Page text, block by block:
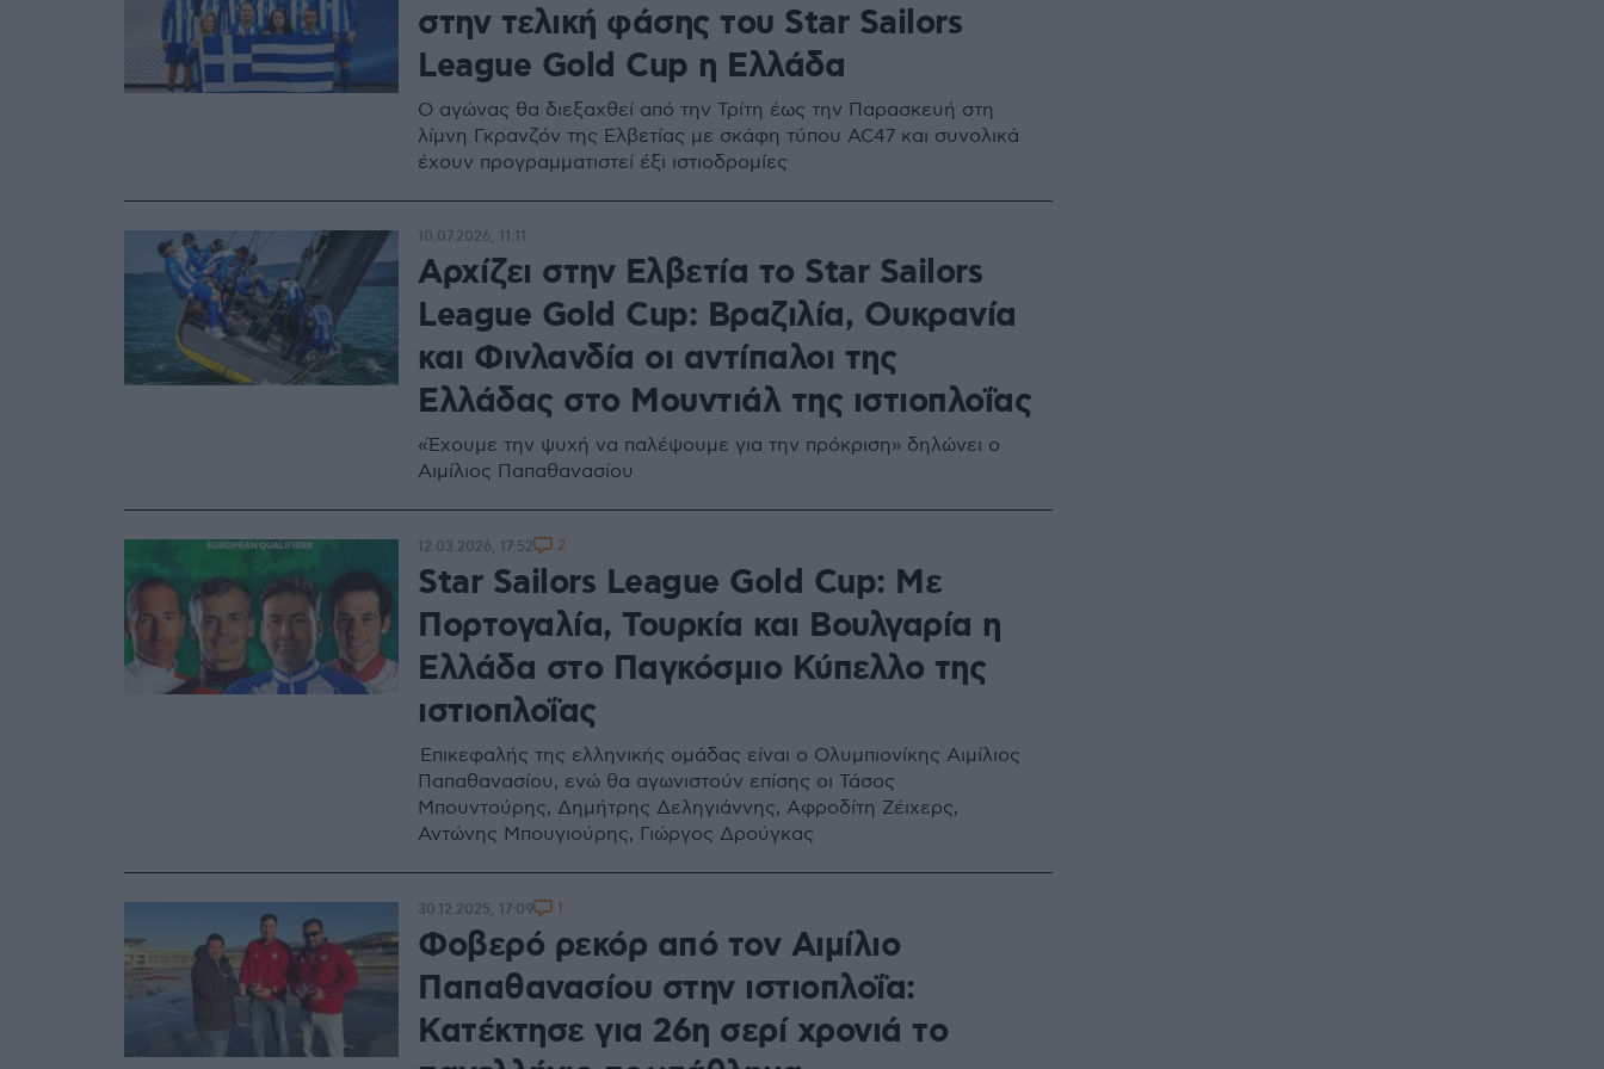
στην τελική φάσης του Star Sailors
League Gold Cup η Ελλάδα
Ο αγώνας θα διεξαχθεί από την Τρίτη έως την Παρασκευή στη
λίμνη Γκρανζόν της Ελβετίας με σκάφη τύπου AC47 και συνολικά
έχουν προγραμματιστεί έξι ιστιοδρομίες
Αρχίζει στην Ελβετία το Star Sailors
League Gold Cup: Βραζιλία, Ουκρανία
και Φινλανδία οι αντίπαλοι της
Ελλάδας στο Μουντιάλ της ιστιοπλοΐας
«Έχουμε την ψυχή να παλέψουμε για την πρόκριση» δηλώνει ο
Αιμίλιος Παπαθανασίου
10.07.2026, 11:11
Star Sailors League Gold Cup: Με
Πορτογαλία, Τουρκία και Βουλγαρία η
Ελλάδα στο Παγκόσμιο Κύπελλο της
ιστιοπλοΐας
Επικεφαλής της ελληνικής ομάδας είναι ο Ολυμπιονίκης Αιμίλιος
Παπαθανασίου, ενώ θα αγωνιστούν επίσης οι Τάσος
Μπουντούρης, Δημήτρης Δεληγιάννης, Αφροδίτη Ζέιχερς,
Αντώνης Μπουγιούρης, Γιώργος Δρούγκας
12.03.2026, 17:52 2
Φοβερό ρεκόρ από τον Αιμίλιο
Παπαθανασίου στην ιστιοπλοΐα:
Κατέκτησε για 26η σερί χρονιά το
30.12.2025, 17:09 1